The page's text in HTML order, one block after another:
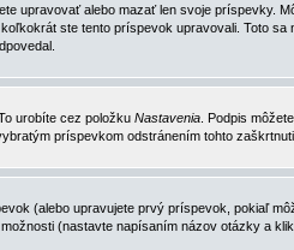
upravovať alebo mazať len svoje príspevky.
ste tento príspevok upravovali. Toto
urobíte cez položku Nastavenia . Podpis
príspevkom odstránením tohto
(alebo upravujete prvý príspevok, pokiaľ
(nastavte napísaním názov otázky a